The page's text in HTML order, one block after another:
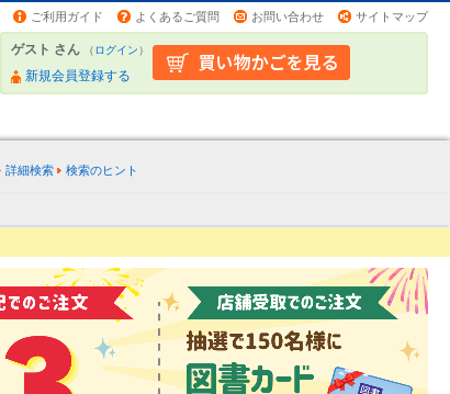
ご利用ガイド よくあるご質問 お問い合わせ サイトマップ
ゲスト さん （ログイン）
新規会員登録する
詳細検索 検索のヒント